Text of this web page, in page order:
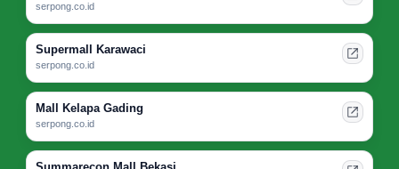
serpong.co.id
Supermall Karawaci
serpong.co.id
Mall Kelapa Gading
serpong.co.id